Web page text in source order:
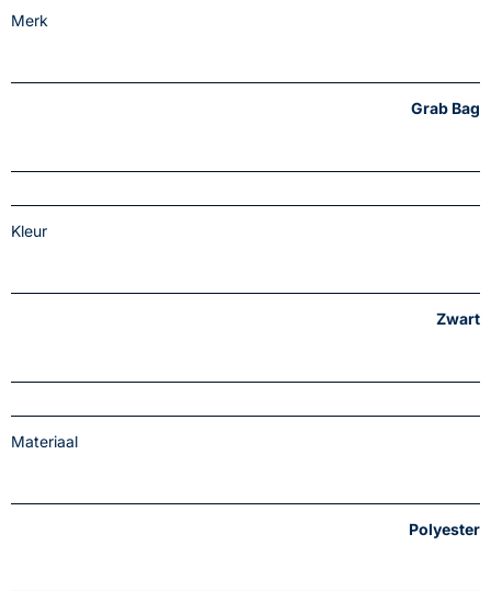
Merk
Grab Bag
Kleur
Zwart
Materiaal
Polyester